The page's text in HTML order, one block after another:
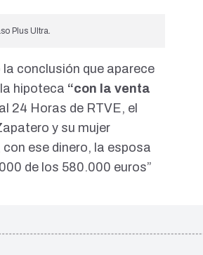
Plus Ultra.
conclusión que aparece
hipoteca “con la venta
24 Horas de RTVE, el
y su mujer
ese dinero, la esposa
de los 580.000 euros”